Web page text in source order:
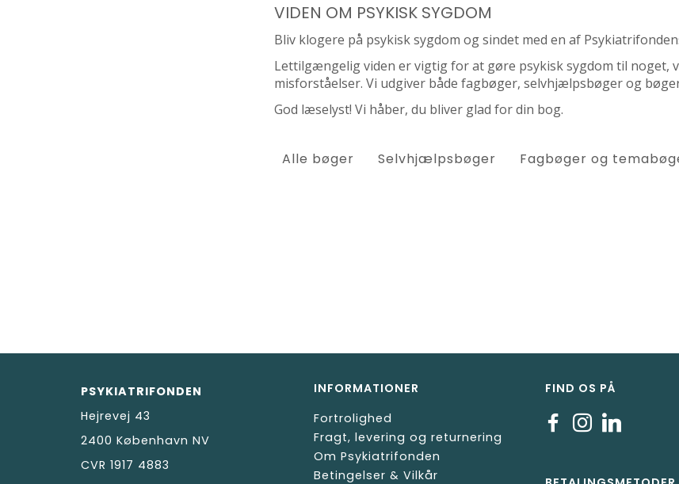
VIDEN OM PSYKISK SYGDOM
Bliv klogere på psykisk sygdom og sindet med en af
Lettilgængelig viden er vigtig for at gøre psykisk sygdom til noget,
misforståelser. Vi udgiver både fagbøger, selvhjælpsbøger og
God læselyst! Vi håber, du bliver glad for din bog.
Alle bøger Selvhjælpsbøger Fagbøger og
PSYKIATRIFONDEN
Hejrevej 43
2400 København NV
CVR 1917 4883
INFORMATIONER
Fortrolighed
Fragt, levering og returnering
Om Psykiatrifonden
Betingelser & Vilkår
FIND OS PÅ